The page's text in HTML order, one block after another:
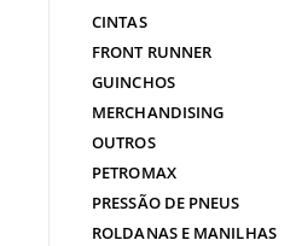
CINTAS
FRONT RUNNER
GUINCHOS
MERCHANDISING
OUTROS
PETROMAX
PRESSÃO DE PNEUS
ROLDANAS E MANILHAS